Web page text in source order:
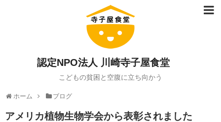
認定NPO法人 川崎寺子屋食堂
こどもの貧困と空腹に立ち向かう
ホーム ブログ
アメリカ植物生物学会から表彰されました